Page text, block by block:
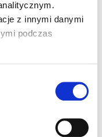
z innymi danymi
podczas
brutto / m